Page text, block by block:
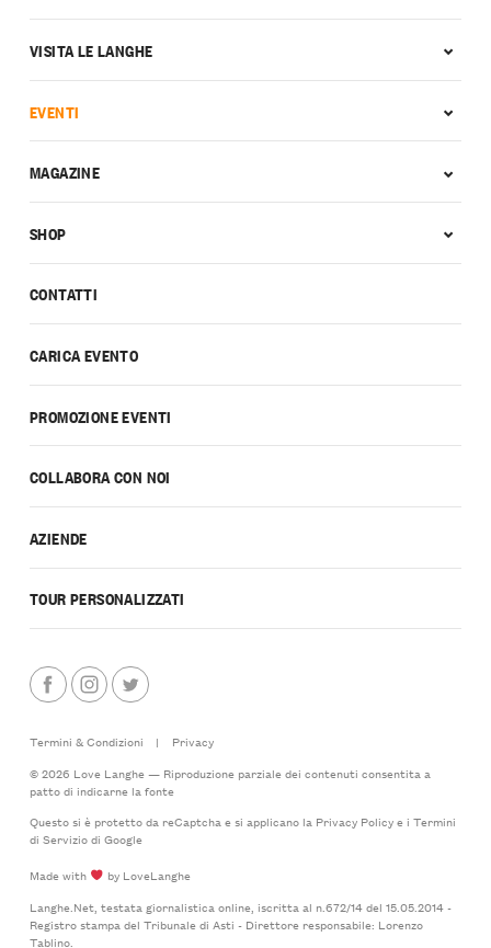
CONTATTI
CARICA EVENTO
PROMOZIONE EVENTI
COLLABORA CON NOI
AZIENDE
TOUR PERSONALIZZATI
VISITA LE LANGHE
EVENTI
MAGAZINE
SHOP
Termini & Condizioni |
Privacy
© 2026 Love Langhe — Riproduzione parziale dei contenuti consentita a
patto di indicarne la fonte
Questo si è protetto da reCaptcha e si applicano la Privacy Policye i Termini
di Serviziodi Google
Made with
by LoveLanghe
Langhe.Net, testata giornalistica online, iscritta al n.672/14 del 15.05.2014 -
Registro stampa del Tribunale di Asti - Direttore responsabile: Lorenzo
Tablino.